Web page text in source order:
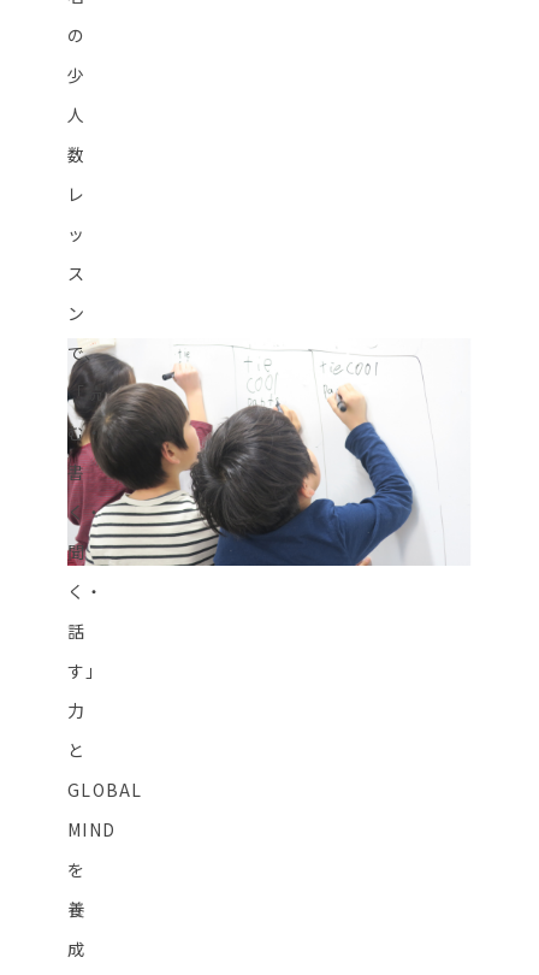
の
少
人
数
レ
ッ
ス
ン
で、
「読
む・
書
く・
聞
く・
話
す」
力
と
GLOBAL
MIND
を
養
成